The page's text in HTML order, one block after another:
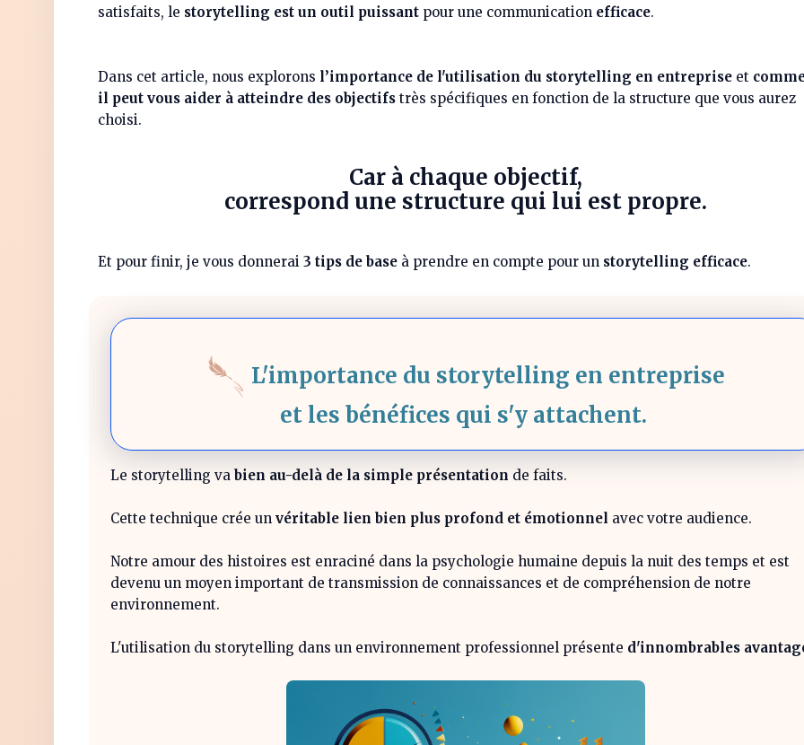
satisfaits, le storytelling est un outil puissant pour une communication efficace.
Dans cet article, nous explorons l’importance de l'utilisation du storytelling en entreprise et
il peut vous aider à atteindre des objectifs très spécifiques en fonction de la structure que vous aurez
choisi.
Car à chaque objectif,
correspond une structure qui lui est propre.
Et pour finir, je vous donnerai 3 tips de base à prendre en compte pour un storytelling efficace.
L'importance du storytelling en entreprise
et les bénéfices qui s'y attachent.
Le storytelling vabien au-delà de la simple présentation de faits.
Cette technique crée un véritable lien bien plus profond et émotionnel avec votre audience.
Notre amour des histoires est enraciné dans la psychologie humaine depuis la nuit des temps et est
devenu un moyen important de transmission de connaissances et de compréhension de notre
environnement.
L'utilisation du storytelling dans un environnement professionnel présente d'innombrables